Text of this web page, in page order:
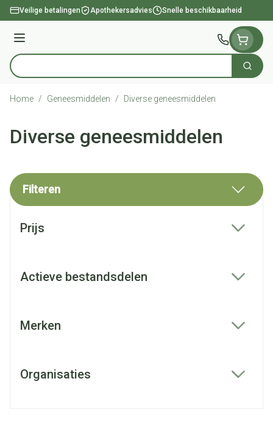
Ga naar de inhoud
Veilige betalingen Apothekersadvies Snelle beschikbaarheid
Menu
Product, merk, categorie... Zoek
Home / Geneesmiddelen / Diverse geneesmiddelen
Diverse geneesmiddelen
Filteren
Prijs
Actieve bestandsdelen
Merken
Organisaties